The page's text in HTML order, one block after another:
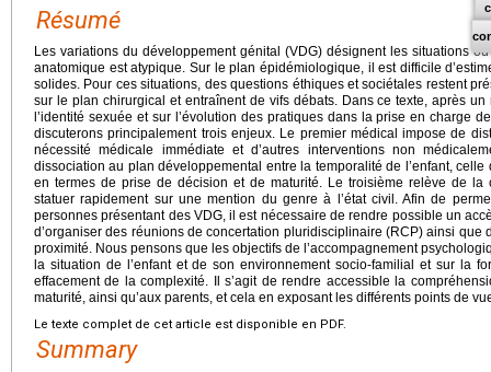
Résumé
Les variations du développement génital (VDG) désignent les situations
anatomique est atypique. Sur le plan épidémiologique, il est difficile
solides. Pour ces situations, des questions éthiques et sociétales restent
sur le plan chirurgical et entraînent de vifs débats. Dans ce texte, après
l’identité sexuée et sur l’évolution des pratiques dans la prise en charge
discuterons principalement trois enjeux. Le premier médical impose de
nécessité médicale immédiate et d’autres interventions non
dissociation au plan développemental entre la temporalité de l’enfant,
en termes de prise de décision et de maturité. Le troisième relève de la
statuer rapidement sur une mention du genre à l’état civil. Afin de
personnes présentant des VDG, il est nécessaire de rendre possible un
d’organiser des réunions de concertation pluridisciplinaire (RCP) ainsi
proximité. Nous pensons que les objectifs de l’accompagnement
la situation de l’enfant et de son environnement socio-familial et sur la
effacement de la complexité. Il s’agit de rendre accessible la
maturité, ainsi qu’aux parents, et cela en exposant les différents points de
Le texte complet de cet article est disponible en PDF.
Summary